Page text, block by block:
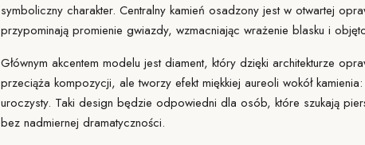
symboliczny charakter. Centralny kamień osadzony jest w otwartej
przypominają promienie gwiazdy, wzmacniając wrażenie blasku i
Głównym akcentem modelu jestdiament, który dzięki architekturze
przeciąża kompozycji, ale tworzy efekt miękkiej aureoli wokół
uroczysty. Taki design będzie odpowiedni dla osób, które szukają
bez nadmiernej dramatyczności.